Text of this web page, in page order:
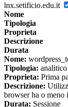
lnx.setificio.edu.it
Nome
Tipologia
Proprieta
Descrizione
Durata
Nome:
Tipologia: analitico
Proprieta: Prima
Descrizione:
browser ha o meno
Durata: Sessione